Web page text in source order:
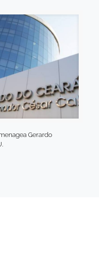
Gerardo